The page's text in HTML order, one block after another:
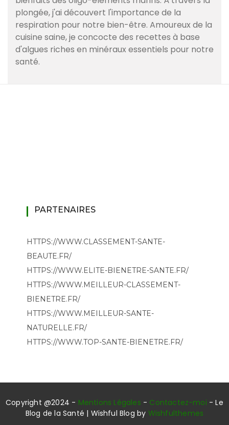
plongée, j'ai découvert l'importance de la
respiration pour notre bien-être. Amoureux de la
cuisine saine, je concocte des recettes à base
d'algues riches en minéraux essentiels pour notre
santé.
PARTENAIRES
HTTPS://WWW.CLASSEMENT-SANTE-
BEAUTE.FR/
HTTPS://WWW.ELITE-BIENETRE-SANTE.FR/
HTTPS://WWW.MEILLEUR-CLASSEMENT-
BIENETRE.FR/
HTTPS://WWW.MEILLEUR-SANTE-
NATURELLE.FR/
HTTPS://WWW.TOP-SANTE-BIENETRE.FR/
Copyright @2024 - Mentions Légales - Contactez-moi - Le
Blog de la Santé | Wishful Blog by Wishfulthemes